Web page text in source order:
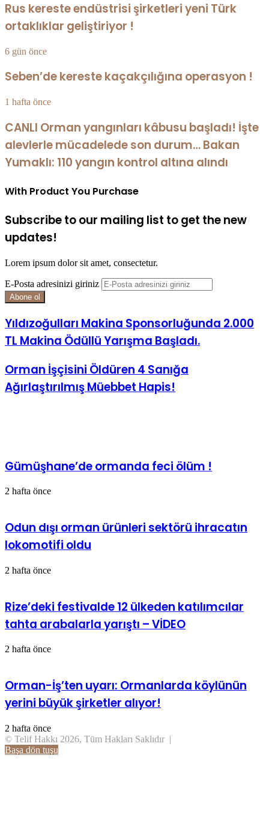
Rus kereste endüstrisi şirketleri yeni Türk
ortaklıklar geliştiriyor !
6 gün önce
Seben’de kereste kaçakçılığına operasyon !
1 hafta önce
CANLI Orman yangınları kâbusu başladı! İşte
alevlerle mücadelede son durum… Bakan
Yumaklı: 110 yangın kontrol altına alındı
With Product You Purchase
Subscribe to our mailing list to get the new
updates!
Lorem ipsum dolor sit amet, consectetur.
E-Posta adresinizi giriniz
Yıldızoğulları Makina Sponsorluğunda 2.000
TL Makina Ödüllü Yarışma Başladı.
Orman İşçisini Öldüren 4 Sanığa
Ağırlaştırılmış Müebbet Hapis!
Gümüşhane’de ormanda feci ölüm !
2 hafta önce
Odun dışı orman ürünleri sektörü ihracatın
lokomotifi oldu
2 hafta önce
Rize’deki festivalde 12 ülkeden katılımcılar
tahta arabalarla yarıştı – VİDEO
2 hafta önce
Orman-İş’ten uyarı: Ormanlarda köylünün
yerini büyük şirketler alıyor!
2 hafta önce
© Telif Hakkı 2026, Tüm Hakları Saklıdır |
Başa dön tuşu